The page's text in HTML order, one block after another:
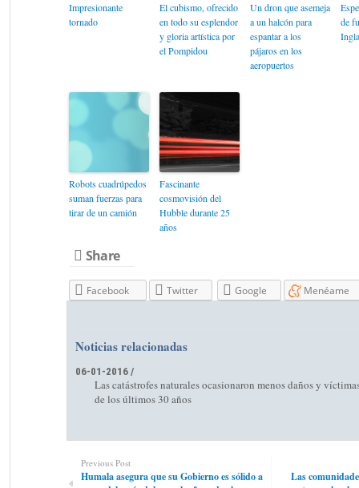
Impresionante
tornado
El cubismo, ofrecido
en todo su esplendor
y gloria artística por
el Pompidou
Un dron que asemeja
a un halcón para
espantar a los
pájaros en los
aeropuertos
de
Robots cuadrúpedos
suman fuerzas para
tirar de un camión
Fascinante
cosmovisión del
Hubble durante 25
años
Share
Facebook Twitter Google Menéame
Noticias relacionadas
06-01-2016 /
Las catástrofes naturales ocasionaron menos daños y
de los últimos 30 años
Previous Post
Humala asegura que su Gobierno es sólido a
Las